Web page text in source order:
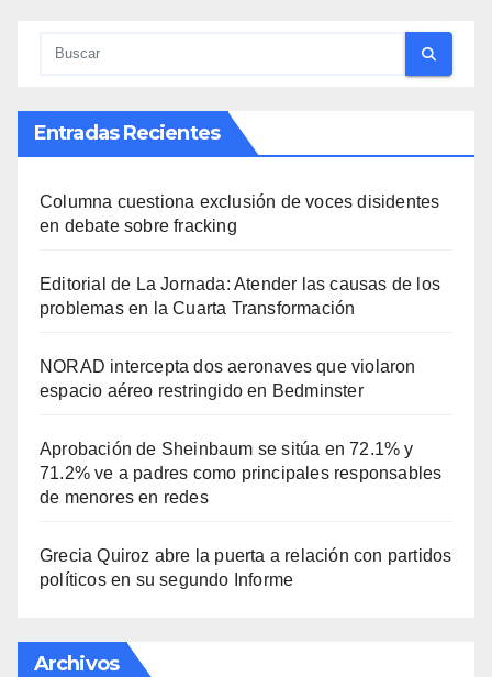
Entradas Recientes
Columna cuestiona exclusión de voces disidentes
en debate sobre fracking
Editorial de La Jornada: Atender las causas de los
problemas en la Cuarta Transformación
NORAD intercepta dos aeronaves que violaron
espacio aéreo restringido en Bedminster
Aprobación de Sheinbaum se sitúa en 72.1% y
71.2% ve a padres como principales responsables
de menores en redes
Grecia Quiroz abre la puerta a relación con partidos
políticos en su segundo Informe
Archivos